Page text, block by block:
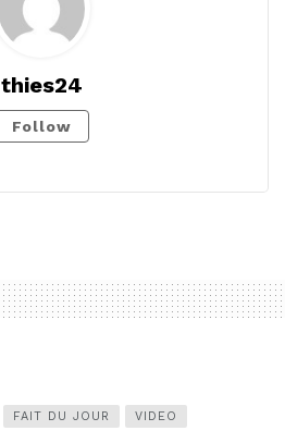
thies24
Follow
FAIT DU JOUR VIDEO